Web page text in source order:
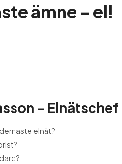
ämne - el!
- Elnätschef
elnät?